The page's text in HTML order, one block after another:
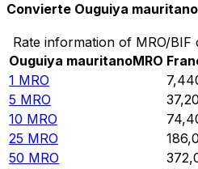
Convierte Ouguiya
Rate information of MRO/
Ouguiya mauritanoMRO
1 MRO
5 MRO
10 MRO
25 MRO
50 MRO